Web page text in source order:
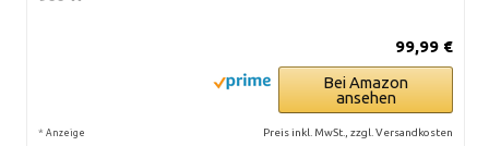
99,99 €
Bei Amazon
ansehen
* Anzeige Preis inkl. MwSt., zzgl. Versandkosten